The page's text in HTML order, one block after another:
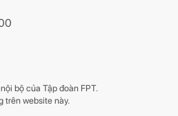
bộ của Tập đoàn FPT.
trên website này.